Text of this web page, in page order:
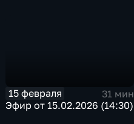
15 февраля
31 мин
Эфир от 15.02.2026 (14:30)